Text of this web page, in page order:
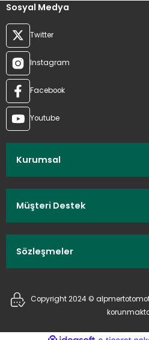
Sosyal Medya
Twitter
Instagram
Facebook
Youtube
Kurumsal
Müşteri Destek
Sözleşmeler
Copyright 2024 ©